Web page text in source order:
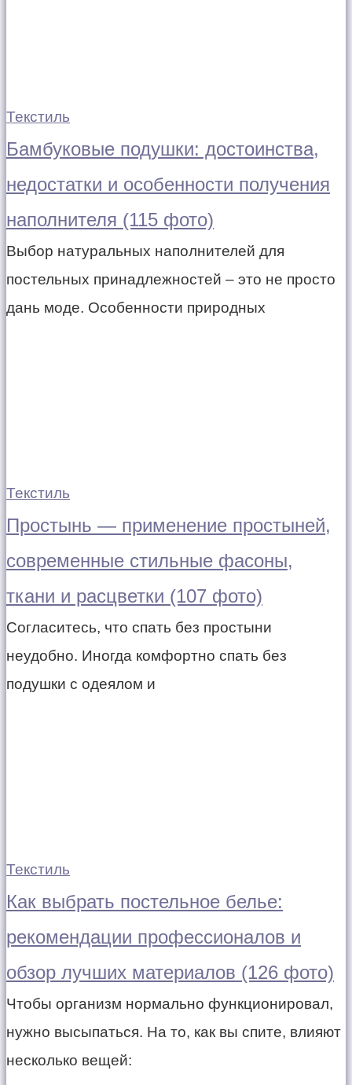
Текстиль
Бамбуковые подушки: достоинства,
недостатки и особенности получения
наполнителя (115 фото)
Выбор натуральных наполнителей для
постельных принадлежностей – это не просто
дань моде. Особенности природных
Текстиль
Простынь — применение простыней,
современные стильные фасоны,
ткани и расцветки (107 фото)
Согласитесь, что спать без простыни
неудобно. Иногда комфортно спать без
подушки с одеялом и
Текстиль
Как выбрать постельное белье:
рекомендации профессионалов и
обзор лучших материалов (126 фото)
Чтобы организм нормально функционировал,
нужно высыпаться. На то, как вы спите, влияют
несколько вещей: